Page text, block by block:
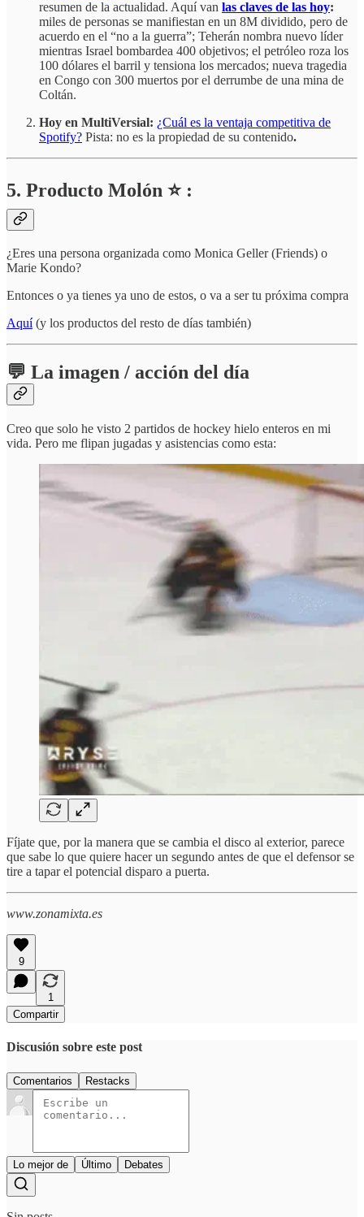
resumen de la actualidad. Aquí van las claves de las hoy:
miles de personas se manifiestan en un 8M dividido, pero de
acuerdo en el “no a la guerra”; Teherán nombra nuevo líder
mientras Israel bombardea 400 objetivos; el petróleo roza los
100 dólares el barril y tensiona los mercados; nueva tragedia
en Congo con 300 muertos por el derrumbe de una mina de
Coltán.
Hoy en MultiVersial: ¿Cuál es la ventaja competitiva de
Spotify? Pista: no es la propiedad de su contenido.
5. Producto Molón ⭐ :
¿Eres una persona organizada como Monica Geller (Friends) o
Marie Kondo?
Entonces o ya tienes ya uno de estos, o va a ser tu próxima compra
Aquí (y los productos del resto de días también)
💬 La imagen / acción del día
Creo que solo he visto 2 partidos de hockey hielo enteros en mi
vida. Pero me flipan jugadas y asistencias como esta:
Fíjate que, por la manera que se cambia el disco al exterior, parece
que sabe lo que quiere hacer un segundo antes de que el defensor se
tire a tapar el potencial disparo a puerta.
www.zonamixta.es
9
1
Compartir
Discusión sobre este post
Comentarios Restacks
Lo mejor de Último Debates